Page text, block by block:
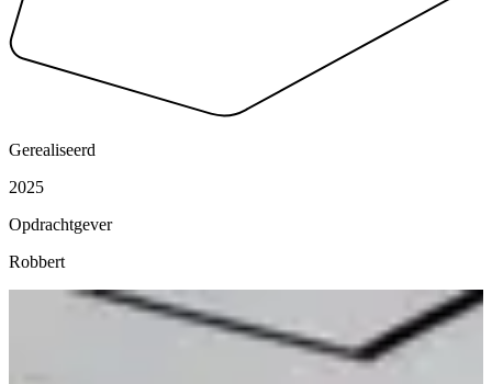
Gerealiseerd
2025
Opdrachtgever
Robbert